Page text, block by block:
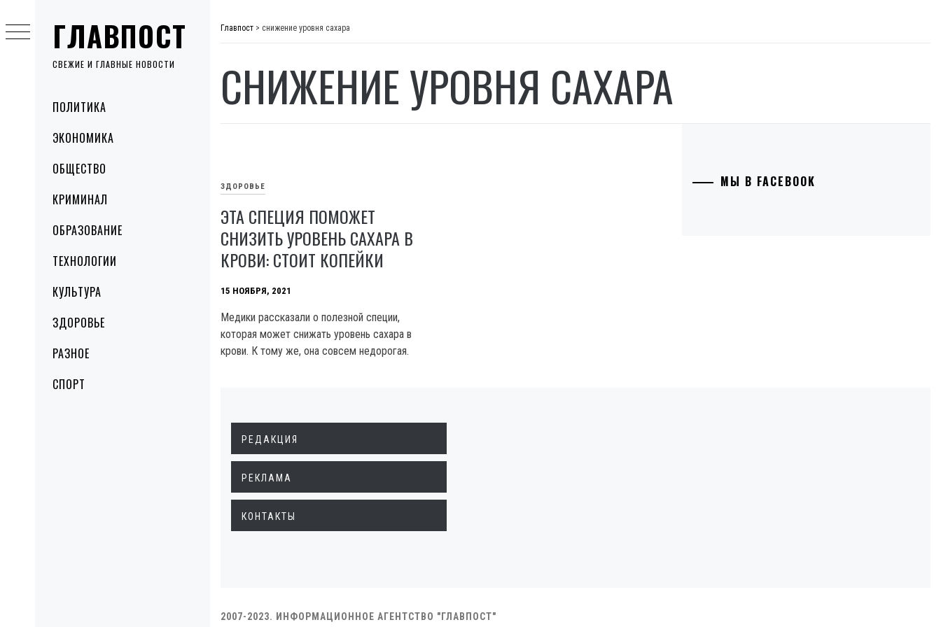
ГЛАВПОСТ
СВЕЖИЕ И ГЛАВНЫЕ НОВОСТИ
MenuПОЛИТИКА
ЭКОНОМИКА
ОБЩЕСТВО
КРИМИНАЛ
ОБРАЗОВАНИЕ
ТЕХНОЛОГИИ
КУЛЬТУРА
ЗДОРОВЬЕ
РАЗНОЕ
СПОРТ
to
content
Главпост > снижение уровня сахара
СНИЖЕНИЕ УРОВНЯ САХАРА
ЗДОРОВЬЕ
ЭТА СПЕЦИЯ ПОМОЖЕТ
СНИЗИТЬ УРОВЕНЬ САХАРА В
КРОВИ: СТОИТ КОПЕЙКИ
15 НОЯБРЯ, 2021
Медики рассказали о полезной специи,
которая может снижать уровень сахара в
крови. К тому же, она совсем недорогая.
МЫ В FACEBOOK
РЕДАКЦИЯ
РЕКЛАМА
КОНТАКТЫ
2007-2023. ИНФОРМАЦИОННОЕ АГЕНТСТВО "ГЛАВПОСТ"